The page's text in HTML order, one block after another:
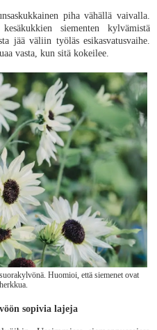
piha vähällä vaivalla.
siementen kylvämistä
jää väliin työläs esikasvatusvaihe.
vasta, kun sitä kokeilee.
Huomioi, että siemenet ovat
sopivia lajeja